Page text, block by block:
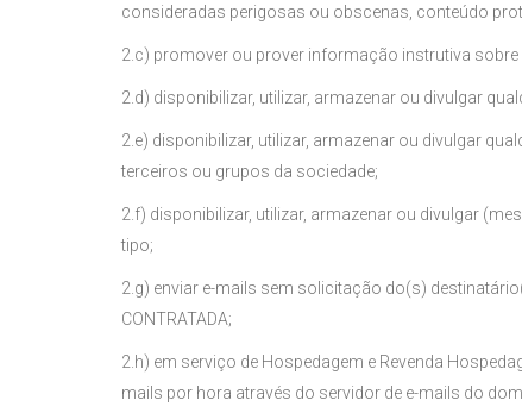
consideradas perigosas ou obscenas, conteúdo
2.c) promover ou prover informação instrutiva
2.d) disponibilizar, utilizar, armazenar ou divulgar
2.e) disponibilizar, utilizar, armazenar ou divulgar
terceiros ou grupos da sociedade;
2.f) disponibilizar, utilizar, armazenar ou divulgar
tipo;
2.g) enviar e-mails sem solicitação do(s)
CONTRATADA;
2.h) em serviço de Hospedagem e Revenda
mails por hora através do servidor de e-mails do